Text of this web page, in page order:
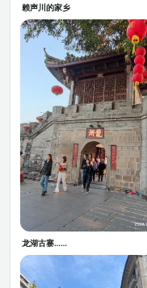
赖声川的家乡
龙湖古寨……